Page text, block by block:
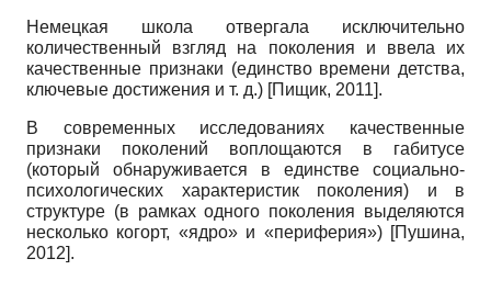
Немецкая школа отвергала исключительно
количественный взгляд на поколения и ввела их
качественные признаки (единство времени детства,
ключевые достижения и т. д.) [Пищик, 2011].
В современных исследованиях качественные
признаки поколений воплощаются в габитусе
(который обнаруживается в единстве социально-
психологических характеристик поколения) и в
структуре (в рамках одного поколения выделяются
несколько когорт, «ядро» и «периферия») [Пушина,
2012].